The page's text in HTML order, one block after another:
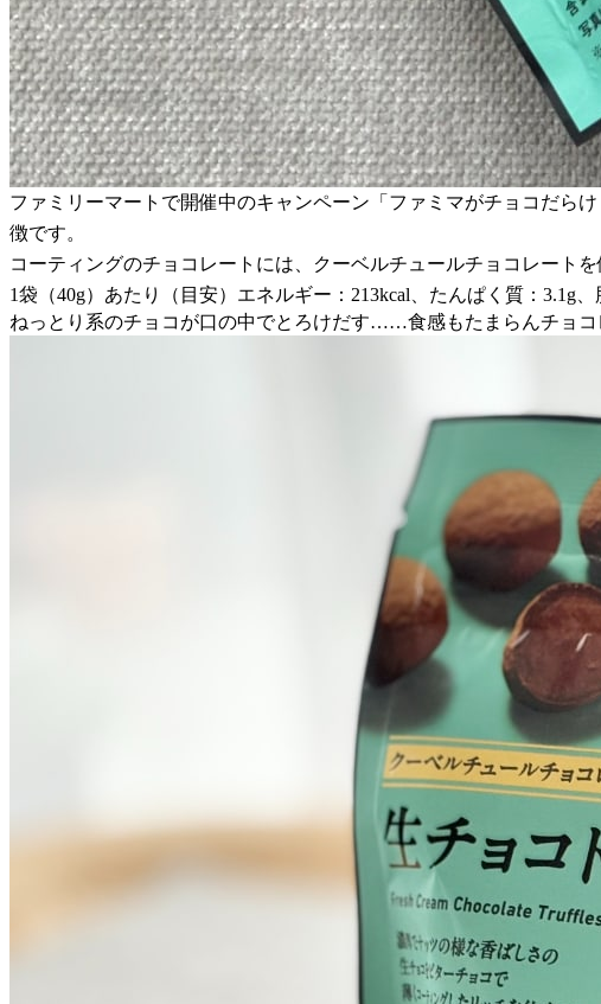
ファミリーマートで開催中のキャンペーン「ファミマがチョコだら
徴です。
コーティングのチョコレートには、クーベルチュールチョコレート
1袋（40g）あたり（目安）エネルギー：213kcal、たんぱく質：3.1g
ねっとり系のチョコが口の中でとろけだす……食感もたまらんチョコ